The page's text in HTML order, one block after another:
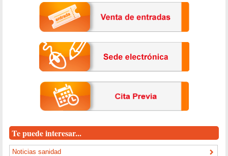
Te puede interesar...
Noticias sanidad